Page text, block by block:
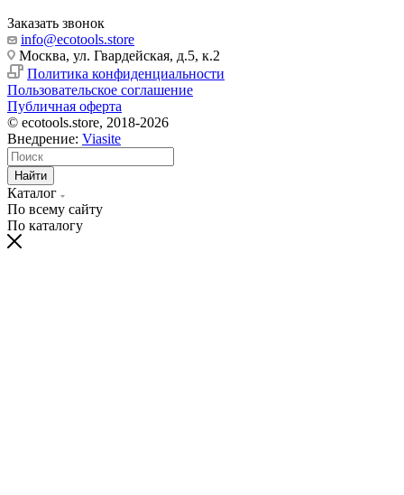
Заказать звонок
info@ecotools.store
Москва, ул. Гвардейская, д.5, к.2
Политика конфиденциальности
Пользовательское соглашение
Публичная оферта
© ecotools.store, 2018-2026
Внедрение: Viasite
Найти
Каталог
По всему сайту
По каталогу